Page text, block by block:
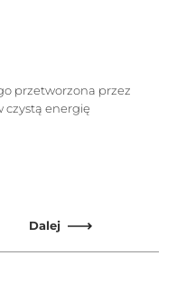
przetworzona przez
czystą energię
Dalej